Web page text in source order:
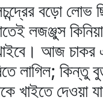
বড়ো লোভ
লজঞ্জুস
আজ চাকর
লাগিল;
খাইতে